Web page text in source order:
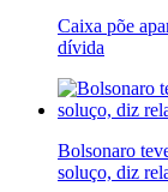
Caixa põe
dívida
Bolsonaro
soluço, diz